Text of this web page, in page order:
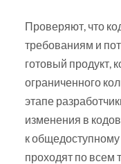
Проверяют, что
требованиям и
готовый продукт,
ограниченного
этапе
изменения в
к
проходят по всем